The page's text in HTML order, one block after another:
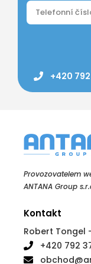
+420
Provozovatelem
ANTANA Group
Kontakt
+420 792
Obchodní